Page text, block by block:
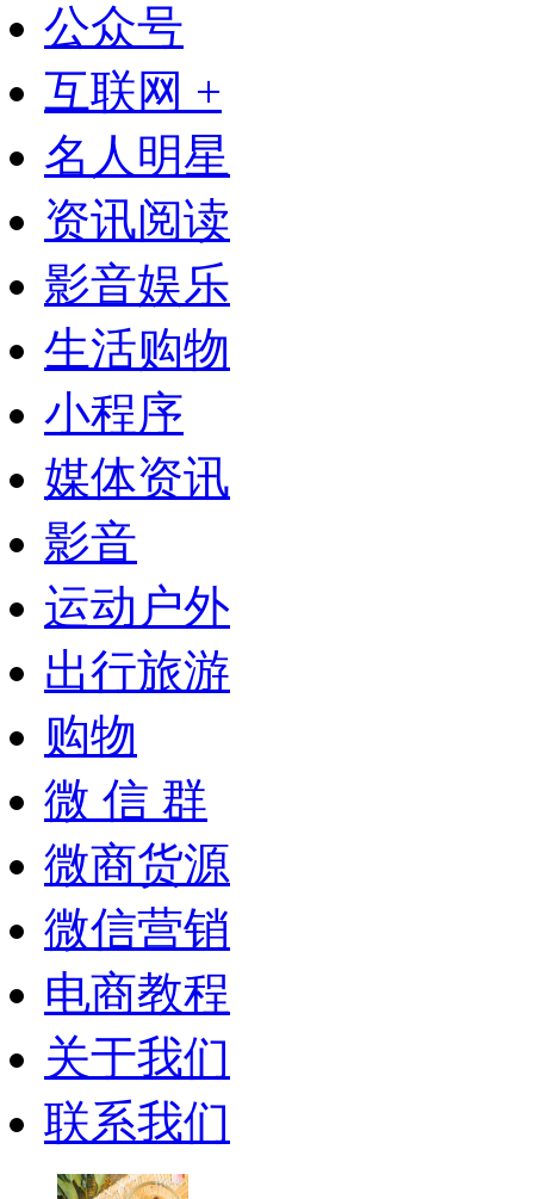
公众号
互联网 +
名人明星
资讯阅读
影音娱乐
生活购物
小程序
媒体资讯
影音
运动户外
出行旅游
购物
微 信 群
微商货源
微信营销
电商教程
关于我们
联系我们